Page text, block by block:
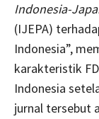
Indonesia-
(IJEPA)
Indonesia”,
karakteristik
Indonesia
jurnal tersebut